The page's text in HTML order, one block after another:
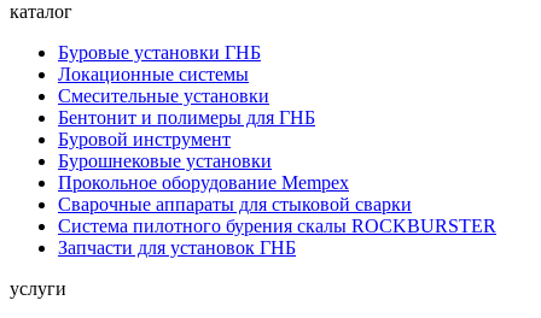
каталог
Буровые установки ГНБ
Локационные системы
Смесительные установки
Бентонит и полимеры для ГНБ
Буровой инструмент
Бурошнековые установки
Прокольное оборудование Mempex
Сварочные аппараты для стыковой сварки
Система пилотного бурения скалы ROCKBURSTER
Запчасти для установок ГНБ
услуги